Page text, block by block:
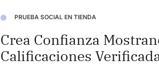
PRUEBA SOCIAL EN TIENDA
Crea Confianza
Calificaciones